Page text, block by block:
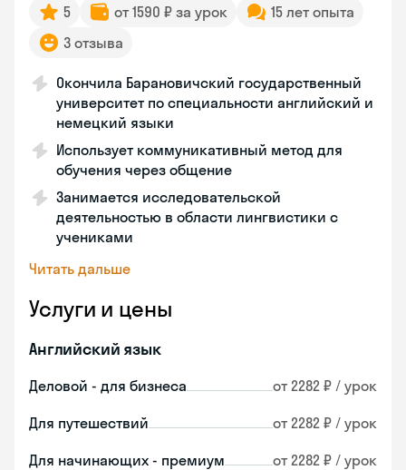
5 от 1590 ₽ за урок
15 лет опыта
3 отзыва
Окончила Барановичский государственный
университет по специальности английский и
немецкий языки
Использует коммуникативный метод для
обучения через общение
Занимается исследовательской
деятельностью в области лингвистики с
учениками
Читать дальше
Услуги и цены
Английский язык
Деловой - для бизнеса от 2282 ₽ / урок
Для путешествий от 2282 ₽ / урок
Для начинающих - премиум от 2282 ₽ / урок